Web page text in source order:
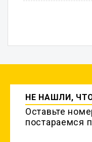
НЕ НАШЛИ,
Оставьте
постараемся